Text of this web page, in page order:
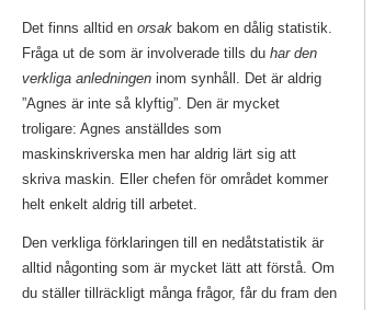
Det finns alltid en orsak bakom en dålig statistik.
Fråga ut de som är involverade tills du har den
verkliga anledningen inom synhåll. Det är aldrig
”Agnes är inte så klyftig”. Den är mycket
troligare: Agnes anställdes som
maskinskriverska men har aldrig lärt sig att
skriva maskin. Eller chefen för området kommer
helt enkelt aldrig till arbetet.
Den verkliga förklaringen till en nedåtstatistik är
alltid någonting som är mycket lätt att förstå. Om
du ställer tillräckligt många frågor, får du fram den